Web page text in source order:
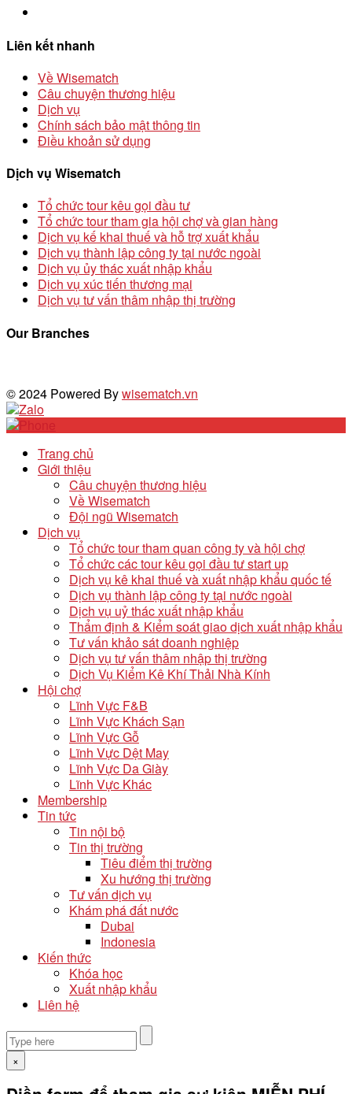
Liên kết nhanh
Về Wisematch
Câu chuyện thương hiệu
Dịch vụ
Chính sách bảo mật thông tin
Điều khoản sử dụng
Dịch vụ Wisematch
Tổ chức tour kêu gọi đầu tư
Tổ chức tour tham gia hội chợ và gian hàng
Dịch vụ kế khai thuế và hỗ trợ xuất khẩu
Dịch vụ thành lập công ty tại nước ngoài
Dịch vụ ủy thác xuất nhập khẩu
Dịch vụ xúc tiến thương mại
Dịch vụ tư vấn thâm nhập thị trường
Our Branches
© 2024 Powered Bywisematch.vn
Trang chủ
Giới thiệu
Câu chuyện thương hiệu
Về Wisematch
Đội ngũ Wisematch
Dịch vụ
Tổ chức tour tham quan công ty và hội chợ
Tổ chức các tour kêu gọi đầu tư start up
Dịch vụ kê khai thuế và xuất nhập khẩu quốc tế
Dịch vụ thành lập công ty tại nước ngoài
Dịch vụ uỷ thác xuất nhập khẩu
Thẩm định & Kiểm soát giao dịch xuất nhập khẩu
Tư vấn khảo sát doanh nghiệp
Dịch vụ tư vấn thâm nhập thị trường
Dịch Vụ Kiểm Kê Khí Thải Nhà Kính
Hội chợ
Lĩnh Vực F&B
Lĩnh Vực Khách Sạn
Lĩnh Vực Gỗ
Lĩnh Vực Dệt May
Lĩnh Vực Da Giày
Lĩnh Vực Khác
Membership
Tin tức
Tin nội bộ
Tin thị trường
Tiêu điểm thị trường
Xu hướng thị trường
Tư vấn dịch vụ
Khám phá đất nước
Dubai
Indonesia
Kiến thức
Khóa học
Xuất nhập khẩu
Liên hệ
×